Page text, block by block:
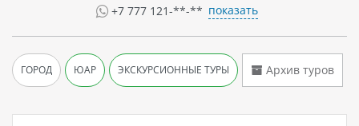
+7 777 121-**-** показать
ГОРОД ЮАР ЭКСКУРСИОННЫЕ ТУРЫ Архив туров